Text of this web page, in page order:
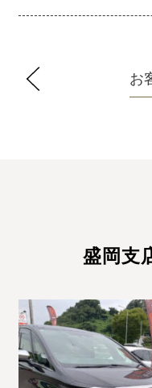
お
盛岡支